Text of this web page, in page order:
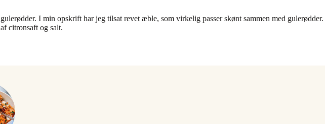
I min opskrift har jeg tilsat revet æble, som virkelig passer skønt sammen med gulerødder.
citronsaft og salt.